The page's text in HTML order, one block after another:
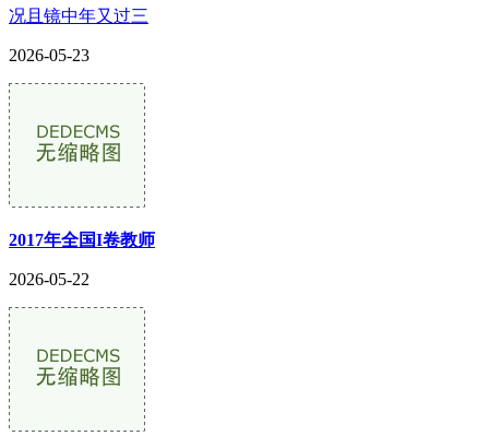
况且镜中年又过三
2026-05-23
2017年全国I卷教师
2026-05-22